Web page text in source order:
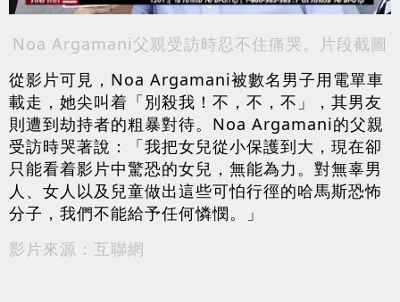
Noa Argamani父親受訪時忍不住痛哭。片段截圖
從影片可見，Noa Argamani被數名男子用電單車
載走，她尖叫着「別殺我！不，不，不」，其男友
則遭到劫持者的粗暴對待。Noa Argamani的父親
受訪時哭著說：「我把女兒從小保護到大，現在卻
只能看着影片中驚恐的女兒，無能為力。對無辜男
人、女人以及兒童做出這些可怕行徑的哈馬斯恐怖
分子，我們不能給予任何憐憫。」
影片來源：互聯網